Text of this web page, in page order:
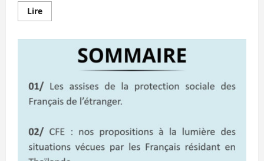
LireEn
savoir
conseillers
consulaires
Bauchet
informent
quant
aux
de
la
protection
sociale